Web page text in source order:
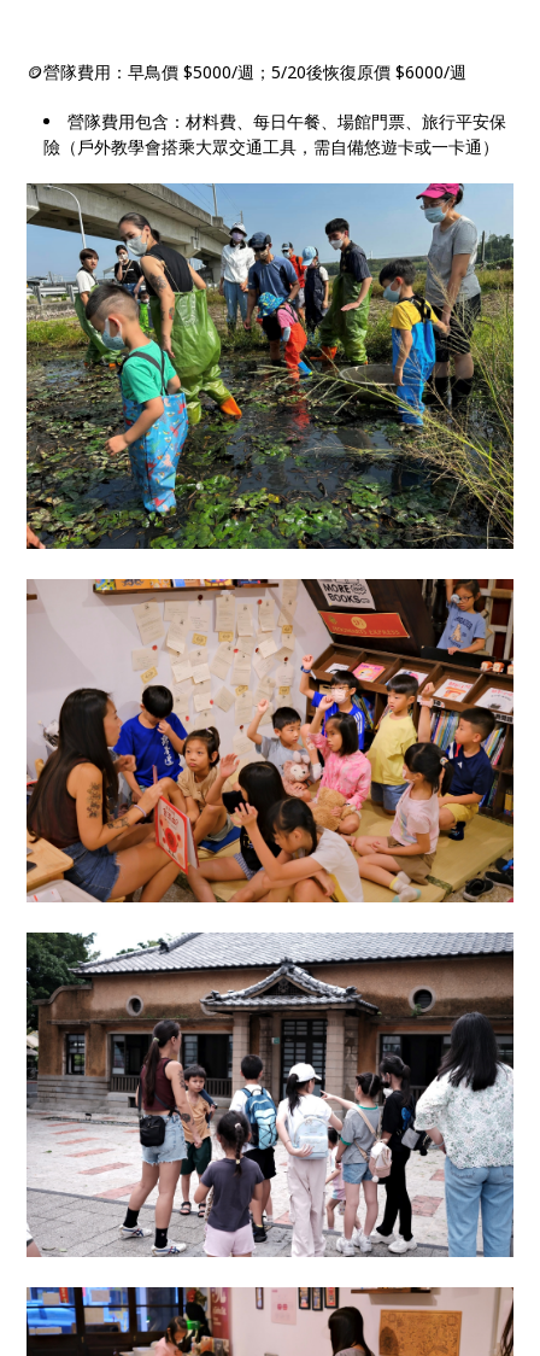
🪙營隊費用：早鳥價 $5000/週；5/20後恢復原價 $6000/週
營隊費用包含：材料費、每日午餐、場館門票、旅行平安保
險（戶外教學會搭乘大眾交通工具，需自備悠遊卡或一卡通）